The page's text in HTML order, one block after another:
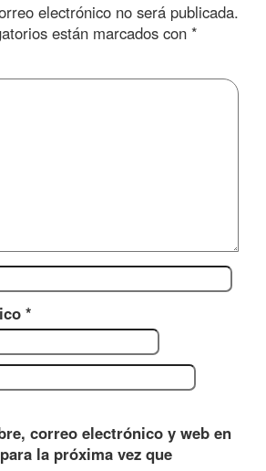
electrónico no será publicada.
están marcados con *
*
correo electrónico y web en
la próxima vez que